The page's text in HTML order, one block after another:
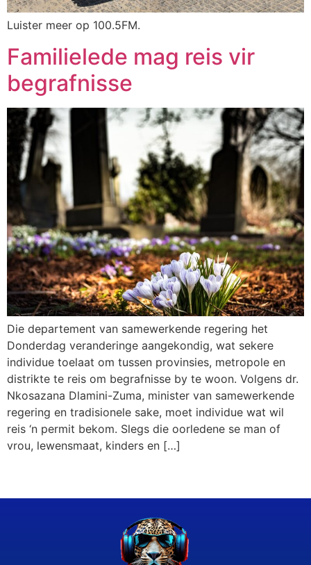
Luister meer op 100.5FM.
Familielede mag reis vir
begrafnisse
Die departement van samewerkende regering het
Donderdag veranderinge aangekondig, wat sekere
individue toelaat om tussen provinsies, metropole en
distrikte te reis om begrafnisse by te woon. Volgens dr.
Nkosazana Dlamini-Zuma, minister van samewerkende
regering en tradisionele sake, moet individue wat wil
reis ‘n permit bekom. Slegs die oorledene se man of
vrou, lewensmaat, kinders en […]